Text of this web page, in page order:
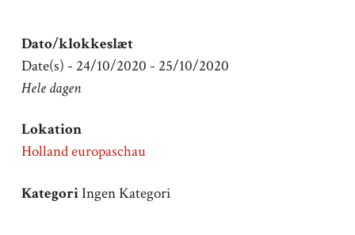
Dato/klokkeslæt
Date(s) - 24/10/2020 - 25/10/2020
Hele dagen
Lokation
Holland europaschau
KategoriIngen Kategori